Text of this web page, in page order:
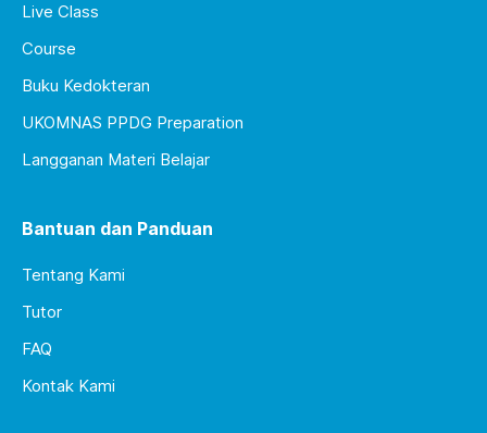
Live Class
Course
Buku Kedokteran
UKOMNAS PPDG Preparation
Langganan Materi Belajar
Bantuan dan Panduan
Tentang Kami
Tutor
FAQ
Kontak Kami